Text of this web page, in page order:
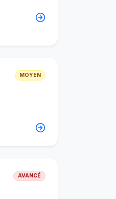
MOYEN
AVANCÉ